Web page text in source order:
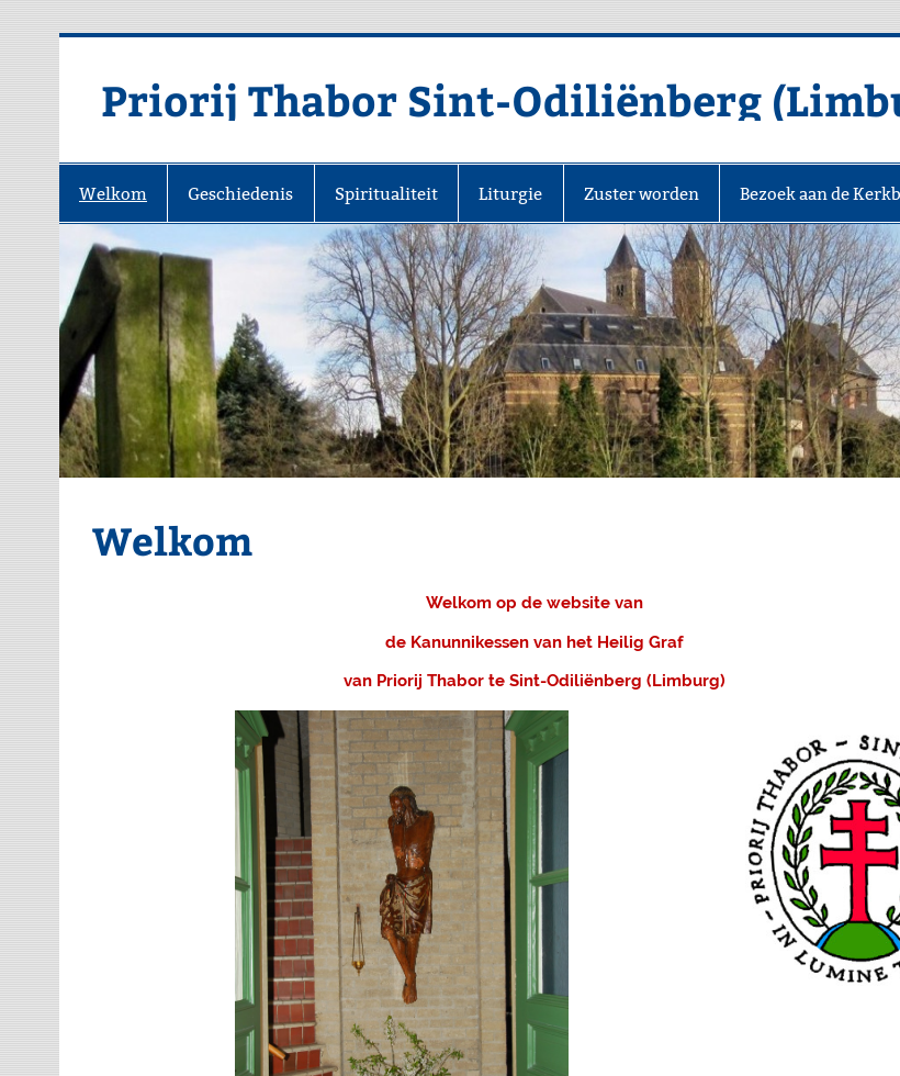
Priorij Thabor Sint-Odiliënberg
Welkom Geschiedenis Spiritualiteit Liturgie Zuster worden Bezoek aan de
Welkom
Welkom op de website van
de Kanunnikessen van het Heilig Graf
van Priorij Thabor te Sint-Odiliënberg (Limburg)